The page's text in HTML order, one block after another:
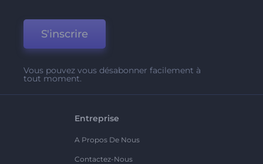
S'inscrire
Vous pouvez vous désabonner facilement à
tout moment.
Entreprise
A Propos De Nous
Contactez-Nous